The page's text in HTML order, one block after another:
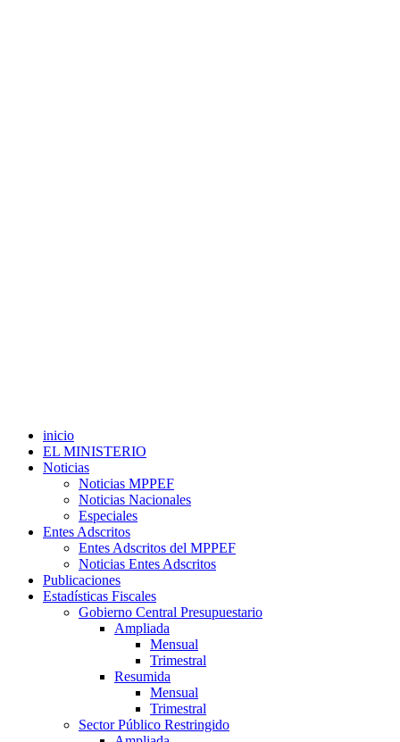
inicio
EL MINISTERIO
Noticias
Noticias MPPEF
Noticias Nacionales
Especiales
Entes Adscritos
Entes Adscritos del MPPEF
Noticias Entes Adscritos
Publicaciones
Estadísticas Fiscales
Gobierno Central Presupuestario
Ampliada
Mensual
Trimestral
Resumida
Mensual
Trimestral
Sector Público Restringido